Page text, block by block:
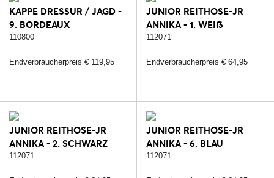
KAPPE DRESSUR / JAGD -
9. BORDEAUX
110800
Endverbraucherpreis € 119,95
JUNIOR REITHOSE-JR
ANNIKA - 1. WEIß
112071
Endverbraucherpreis € 64,95
JUNIOR REITHOSE-JR
ANNIKA - 2. SCHWARZ
112071
JUNIOR REITHOSE-JR
ANNIKA - 6. BLAU
112071